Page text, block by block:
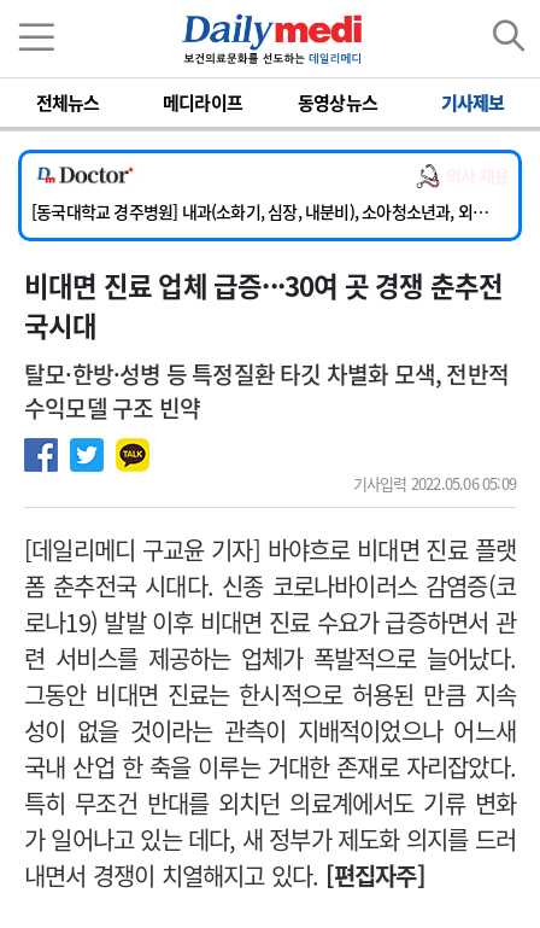
전체뉴스 메디라이프 동영상뉴스 기사제보
[서울아산병원] 2026년 하반기 인턴 모집
[명지병원] 하반기 전공의(인턴) 모집
[동국대학교 경주병원] 내과(소화기, 심장, 내분비), 소아청소년과, 외과, 심장혈관흉부외과, 이비인후과, 병리과 교원 초빙
[국립암센터] 진단검사의학과 정규직 의사직 초빙
[인제대학교해운대백병원] 치과 진료교수 모집 공고
[서울아산병원] 2026년 하반기 인턴 모집
[명지병원] 하반기 전공의(인턴) 모집
비대면 진료 업체 급증···30여 곳 경쟁 춘추전
국시대
탈모·한방·성병 등 특정질환 타깃 차별화 모색, 전반적
수익모델 구조 빈약
기사입력 2022.05.06 05:09
[데일리메디 구교윤 기자] 바야흐로 비대면 진료 플랫
폼 춘추전국 시대다. 신종 코로나바이러스 감염증(코
로나19) 발발 이후 비대면 진료 수요가 급증하면서 관
련 서비스를 제공하는 업체가 폭발적으로 늘어났다.
그동안 비대면 진료는 한시적으로 허용된 만큼 지속
성이 없을 것이라는 관측이 지배적이었으나 어느새
국내 산업 한 축을 이루는 거대한 존재로 자리잡았다.
특히 무조건 반대를 외치던 의료계에서도 기류 변화
가 일어나고 있는 데다, 새 정부가 제도화 의지를 드러
내면서 경쟁이 치열해지고 있다. [편집자주]